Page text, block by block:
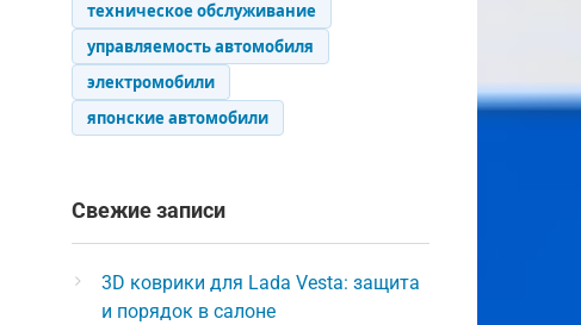
техническое обслуживание
управляемость автомобиля
электромобили
японские автомобили
Свежие записи
3D коврики для Lada Vesta: защита
и порядок в салоне